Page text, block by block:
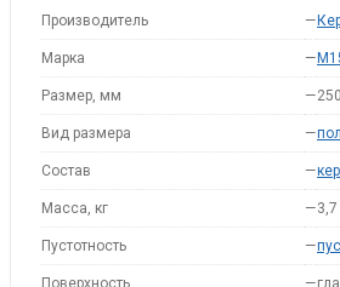
Производитель —
Марка —
Размер, мм —
Вид размера —
Состав —
Масса, кг —3,7
Пустотность —
Поверхность —